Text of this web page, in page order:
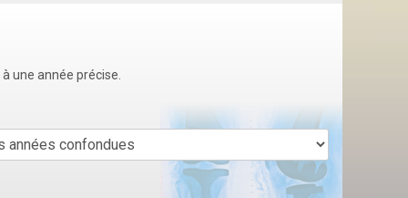
une année précise.